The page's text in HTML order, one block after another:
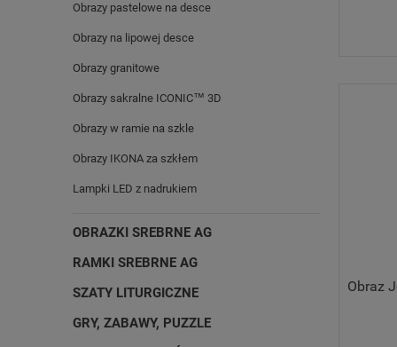
Obrazy pastelowe na desce
Obrazy na lipowej desce
Obrazy granitowe
Obrazy sakralne ICONIC™ 3D
Obrazy w ramie na szkle
Obrazy IKONA za szkłem
Lampki LED z nadrukiem
OBRAZKI SREBRNE AG
RAMKI SREBRNE AG
SZATY LITURGICZNE
GRY, ZABAWY, PUZZLE
Obraz